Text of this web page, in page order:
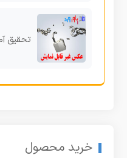
تحقیق
خرید محصول